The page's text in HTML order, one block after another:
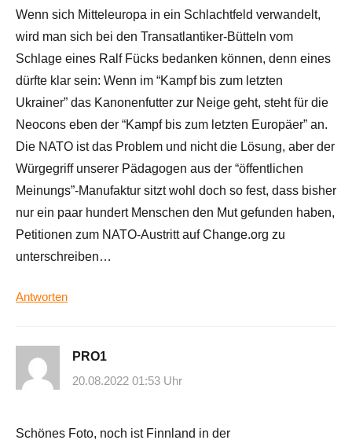
Wenn sich Mitteleuropa in ein Schlachtfeld verwandelt,
wird man sich bei den Transatlantiker-Bütteln vom
Schlage eines Ralf Fücks bedanken können, denn eines
dürfte klar sein: Wenn im “Kampf bis zum letzten
Ukrainer” das Kanonenfutter zur Neige geht, steht für die
Neocons eben der “Kampf bis zum letzten Europäer” an.
Die NATO ist das Problem und nicht die Lösung, aber der
Würgegriff unserer Pädagogen aus der “öffentlichen
Meinungs”-Manufaktur sitzt wohl doch so fest, dass bisher
nur ein paar hundert Menschen den Mut gefunden haben,
Petitionen zum NATO-Austritt auf Change.org zu
unterschreiben…
Antworten
PRO1
20.08.2022 01:53 Uhr
Schönes Foto, noch ist Finnland in der